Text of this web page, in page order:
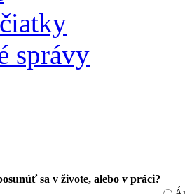
správy
sa v živote, alebo v práci?